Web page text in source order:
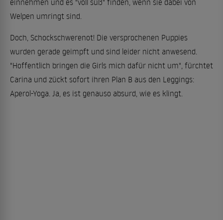
Welpen umringt sind.
Doch, Schockschwerenot! Die versprochenen Puppies
wurden gerade geimpft und sind leider nicht anwesend.
"Hoffentlich bringen die Girls mich dafür nicht um", fürchtet
Carina und zückt sofort ihren Plan B aus den Leggings:
Aperol-Yoga. Ja, es ist genauso absurd, wie es klingt.